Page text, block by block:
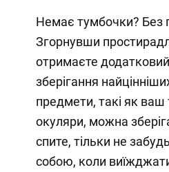
Немає тумбочки? Без
Згорнувши
отримаєте
зберігання
предмети, такі як ваш
окуляри, можна
спите, тільки не
собою, коли